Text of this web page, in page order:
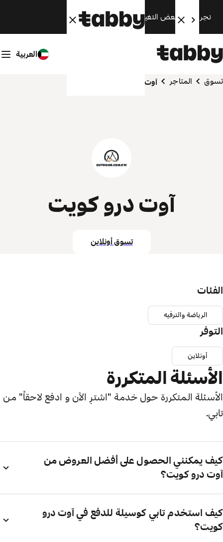
نجري الآن بعض التغييرات. سنعود قريبًا.
العربية
تسوق المتاجر آوت درو كويت
آوت درو كويت
تسوق أونلاين
الفئات
الرياضة والترفيه
التوفر
أونلاين
الأسئلة المتكررة
الأسئلة المتكررة حول خدمة "اشترِ الآن و ادفع لاحقاً" من
تابي.
كيف يمكنني الحصول على أفضل العروض من
آوت درو كويت؟
كيف استخدم تابي كوسيلة للدفع في آوت درو
كويت؟